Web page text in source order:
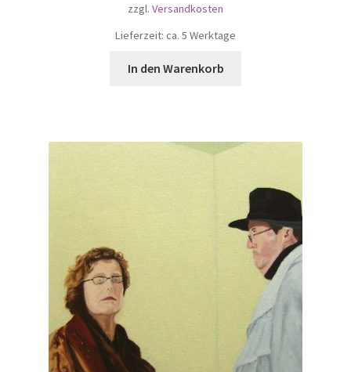
zzgl. Versandkosten
Lieferzeit: ca. 5 Werktage
In den Warenkorb